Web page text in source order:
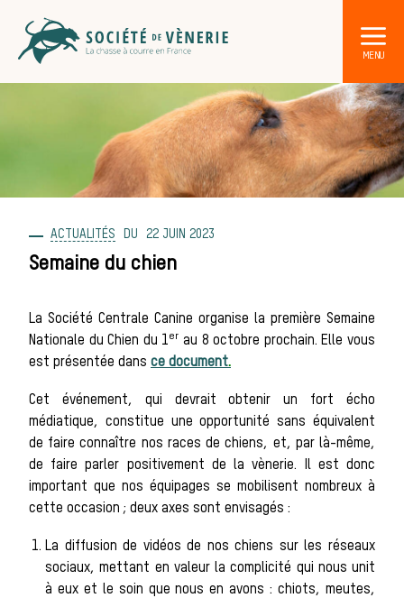
Les animaux
sauvages
Les chiens de
meute
Les chevaux de
ACTUALITÉS 22 JUIN 2023
Semaine du chien
La Société Centrale Canine organise la première Semaine
Nationale du Chien du 1er au 8 octobre prochain. Elle vous
est présentée dans ce document.
Cet événement, qui devrait obtenir un fort écho
médiatique, constitue une opportunité sans équivalent
de faire connaître nos races de chiens, et, par là-même,
de faire parler positivement de la vènerie. Il est donc
important que nos équipages se mobilisent nombreux à
cette occasion ; deux axes sont envisagés :
La diffusion de vidéos de nos chiens sur les réseaux
sociaux, mettant en valeur la complicité qui nous unit
à eux et le soin que nous en avons : chiots, meutes,